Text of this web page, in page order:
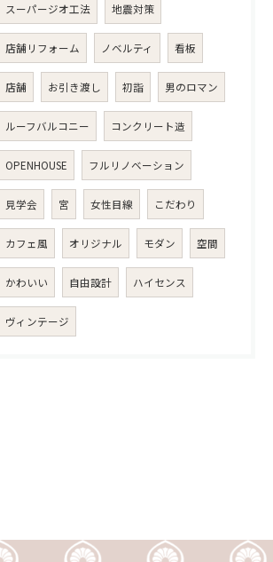
スーパージオ工法 地震対策
店舗リフォーム ノベルティ 看板
店舗 お引き渡し 初詣 男のロマン
ルーフバルコニー コンクリート造
OPENHOUSE フルリノベーション
見学会 宮 女性目線 こだわり
カフェ風 オリジナル モダン 空間
かわいい 自由設計 ハイセンス
ヴィンテージ